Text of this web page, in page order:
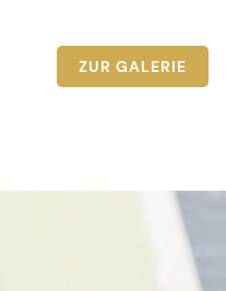
ZUR GALERIE